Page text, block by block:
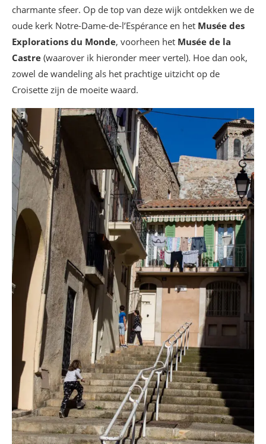
charmante sfeer. Op de top van deze wijk ontdekken we de
oude kerk Notre-Dame-de-l’Espérance en het Musée des
Explorations du Monde, voorheen het Musée de la
Castre (waarover ik hieronder meer vertel). Hoe dan ook,
zowel de wandeling als het prachtige uitzicht op de
Croisette zijn de moeite waard.